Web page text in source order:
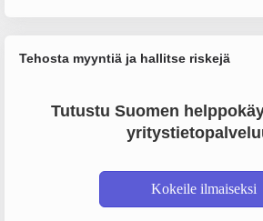
Tehosta myyntiä ja hallitse riskejä
Tutustu Suomen
Kokeile ilmaiseksi